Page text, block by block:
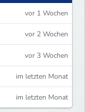
vor 1 Wochen
vor 2 Wochen
vor 3 Wochen
im letzten Monat
im letzten Monat